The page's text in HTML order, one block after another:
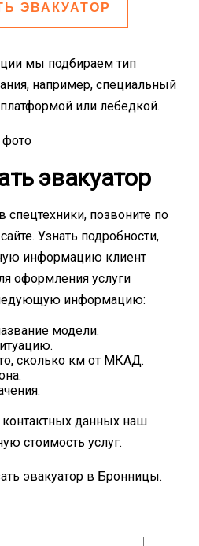
ЭВАКУАТОР
мы подбираем тип
например, специальный
или лебедкой.
эвакуатор
позвоните по
Узнать подробности,
информацию клиент
оформления услуги
информацию:
модели.
сколько км от МКАД.
контактных данных наш
стоимость услуг.
эвакуатор в Бронницы.